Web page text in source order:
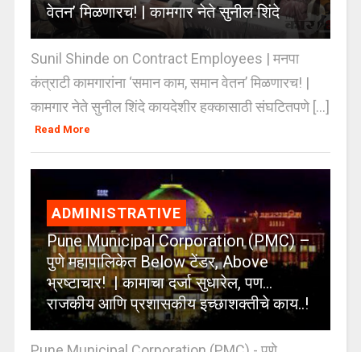
वेतन’ मिळणारच! | कामगार नेते सुनील शिंदे
Sunil Shinde on Contract Employees | मनपा
कंत्राटी कामगारांना ‘समान काम, समान वेतन’ मिळणारच! |
कामगार नेते सुनील शिंदे कायदेशीर हक्कासाठी संघटितपणे [...]
Read More
ADMINISTRATIVE
Pune Municipal Corporation (PMC) –
पुणे महापालिकेत Below टेंडर, Above
भ्रष्टाचार! | कामाचा दर्जा सुधारेल, पण…
राजकीय आणि प्रशासकीय इच्छाशक्तीचे काय..!